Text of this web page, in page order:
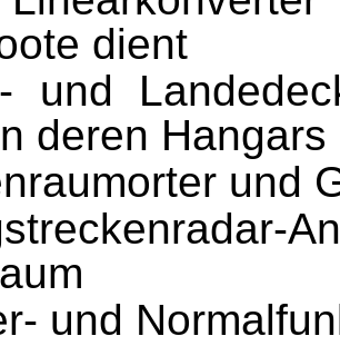
dient
und
deren Hangars
und
und